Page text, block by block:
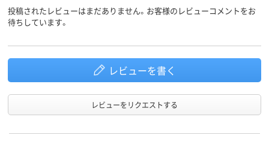
投稿されたレビューはまだありません。お客様のレビューコメントをお
待ちしています。
レビューを書く
レビューをリクエストする